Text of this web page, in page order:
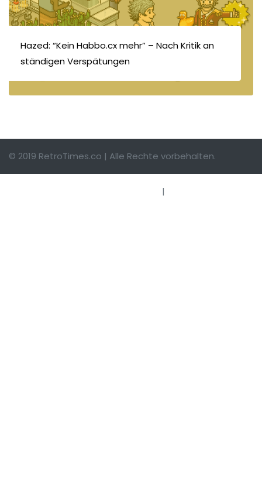
Hazed: “Kein Habbo.cx mehr” – Nach Kritik an
ständigen Verspätungen
© 2019 RetroTimes.co | Alle Rechte vorbehalten.
|